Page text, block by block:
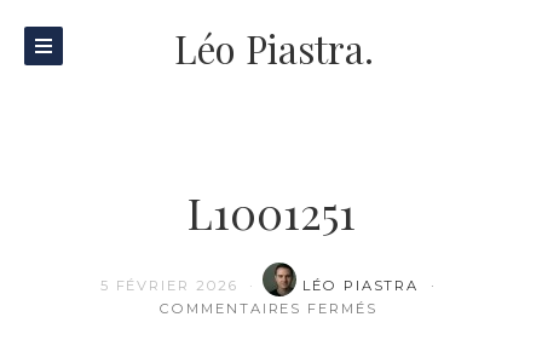
Léo Piastra.
L1001251
5 FÉVRIER 2026
LÉO PIASTRA
COMMENTAIRES FERMÉS